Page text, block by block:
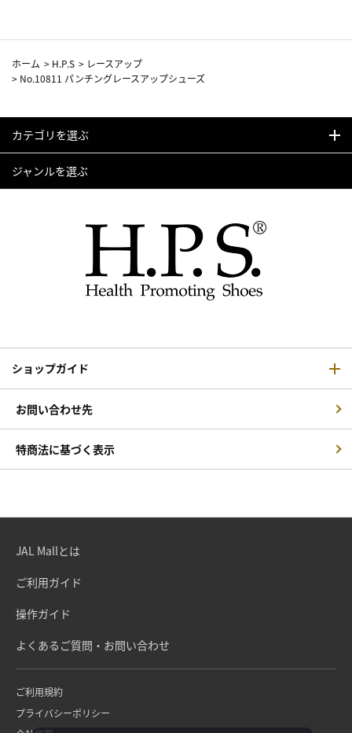
ホーム > H.P.S > レースアップ
> No.10811 パンチングレースアップシューズ
カテゴリを選ぶ
ジャンルを選ぶ
ショップガイド
お問い合わせ先
特商法に基づく表示
JAL Mallとは
ご利用ガイド
操作ガイド
よくあるご質問・お問い合わせ
ご利用規約
プライバシーポリシー